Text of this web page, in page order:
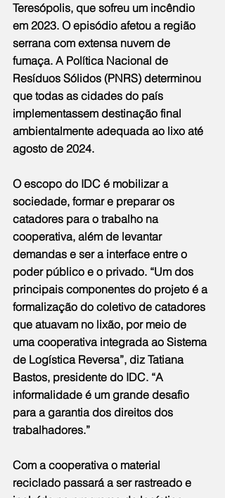
Teresópolis, que sofreu um incêndio
em 2023. O episódio afetou a região
serrana com extensa nuvem de
fumaça. A Política Nacional de
Resíduos Sólidos (PNRS) determinou
que todas as cidades do país
implementassem destinação final
ambientalmente adequada ao lixo até
agosto de 2024.
O escopo do IDC é mobilizar a
sociedade, formar e preparar os
catadores para o trabalho na
cooperativa, além de levantar
demandas e ser a interface entre o
poder público e o privado. “Um dos
principais componentes do projeto é a
formalização do coletivo de catadores
que atuavam no lixão, por meio de
uma cooperativa integrada ao Sistema
de Logística Reversa”, diz Tatiana
Bastos, presidente do IDC. “A
informalidade é um grande desafio
para a garantia dos direitos dos
trabalhadores.”
Com a cooperativa o material
reciclado passará a ser rastreado e